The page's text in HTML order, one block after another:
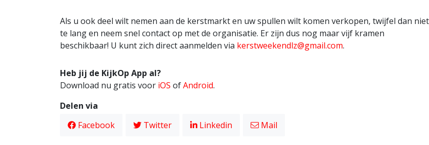
Als u ook deel wilt nemen aan de kerstmarkt en uw spullen wilt komen verkopen, twijfel dan niet
te lang en neem snel contact op met de organisatie. Er zijn dus nog maar vijf kramen
beschikbaar! U kunt zich direct aanmelden via kerstweekendlz@gmail.com.
Heb jij de KijkOp App al?
Download nu gratis voor iOS ofAndroid.
Delen via
Facebook
Twitter Linkedin Mail